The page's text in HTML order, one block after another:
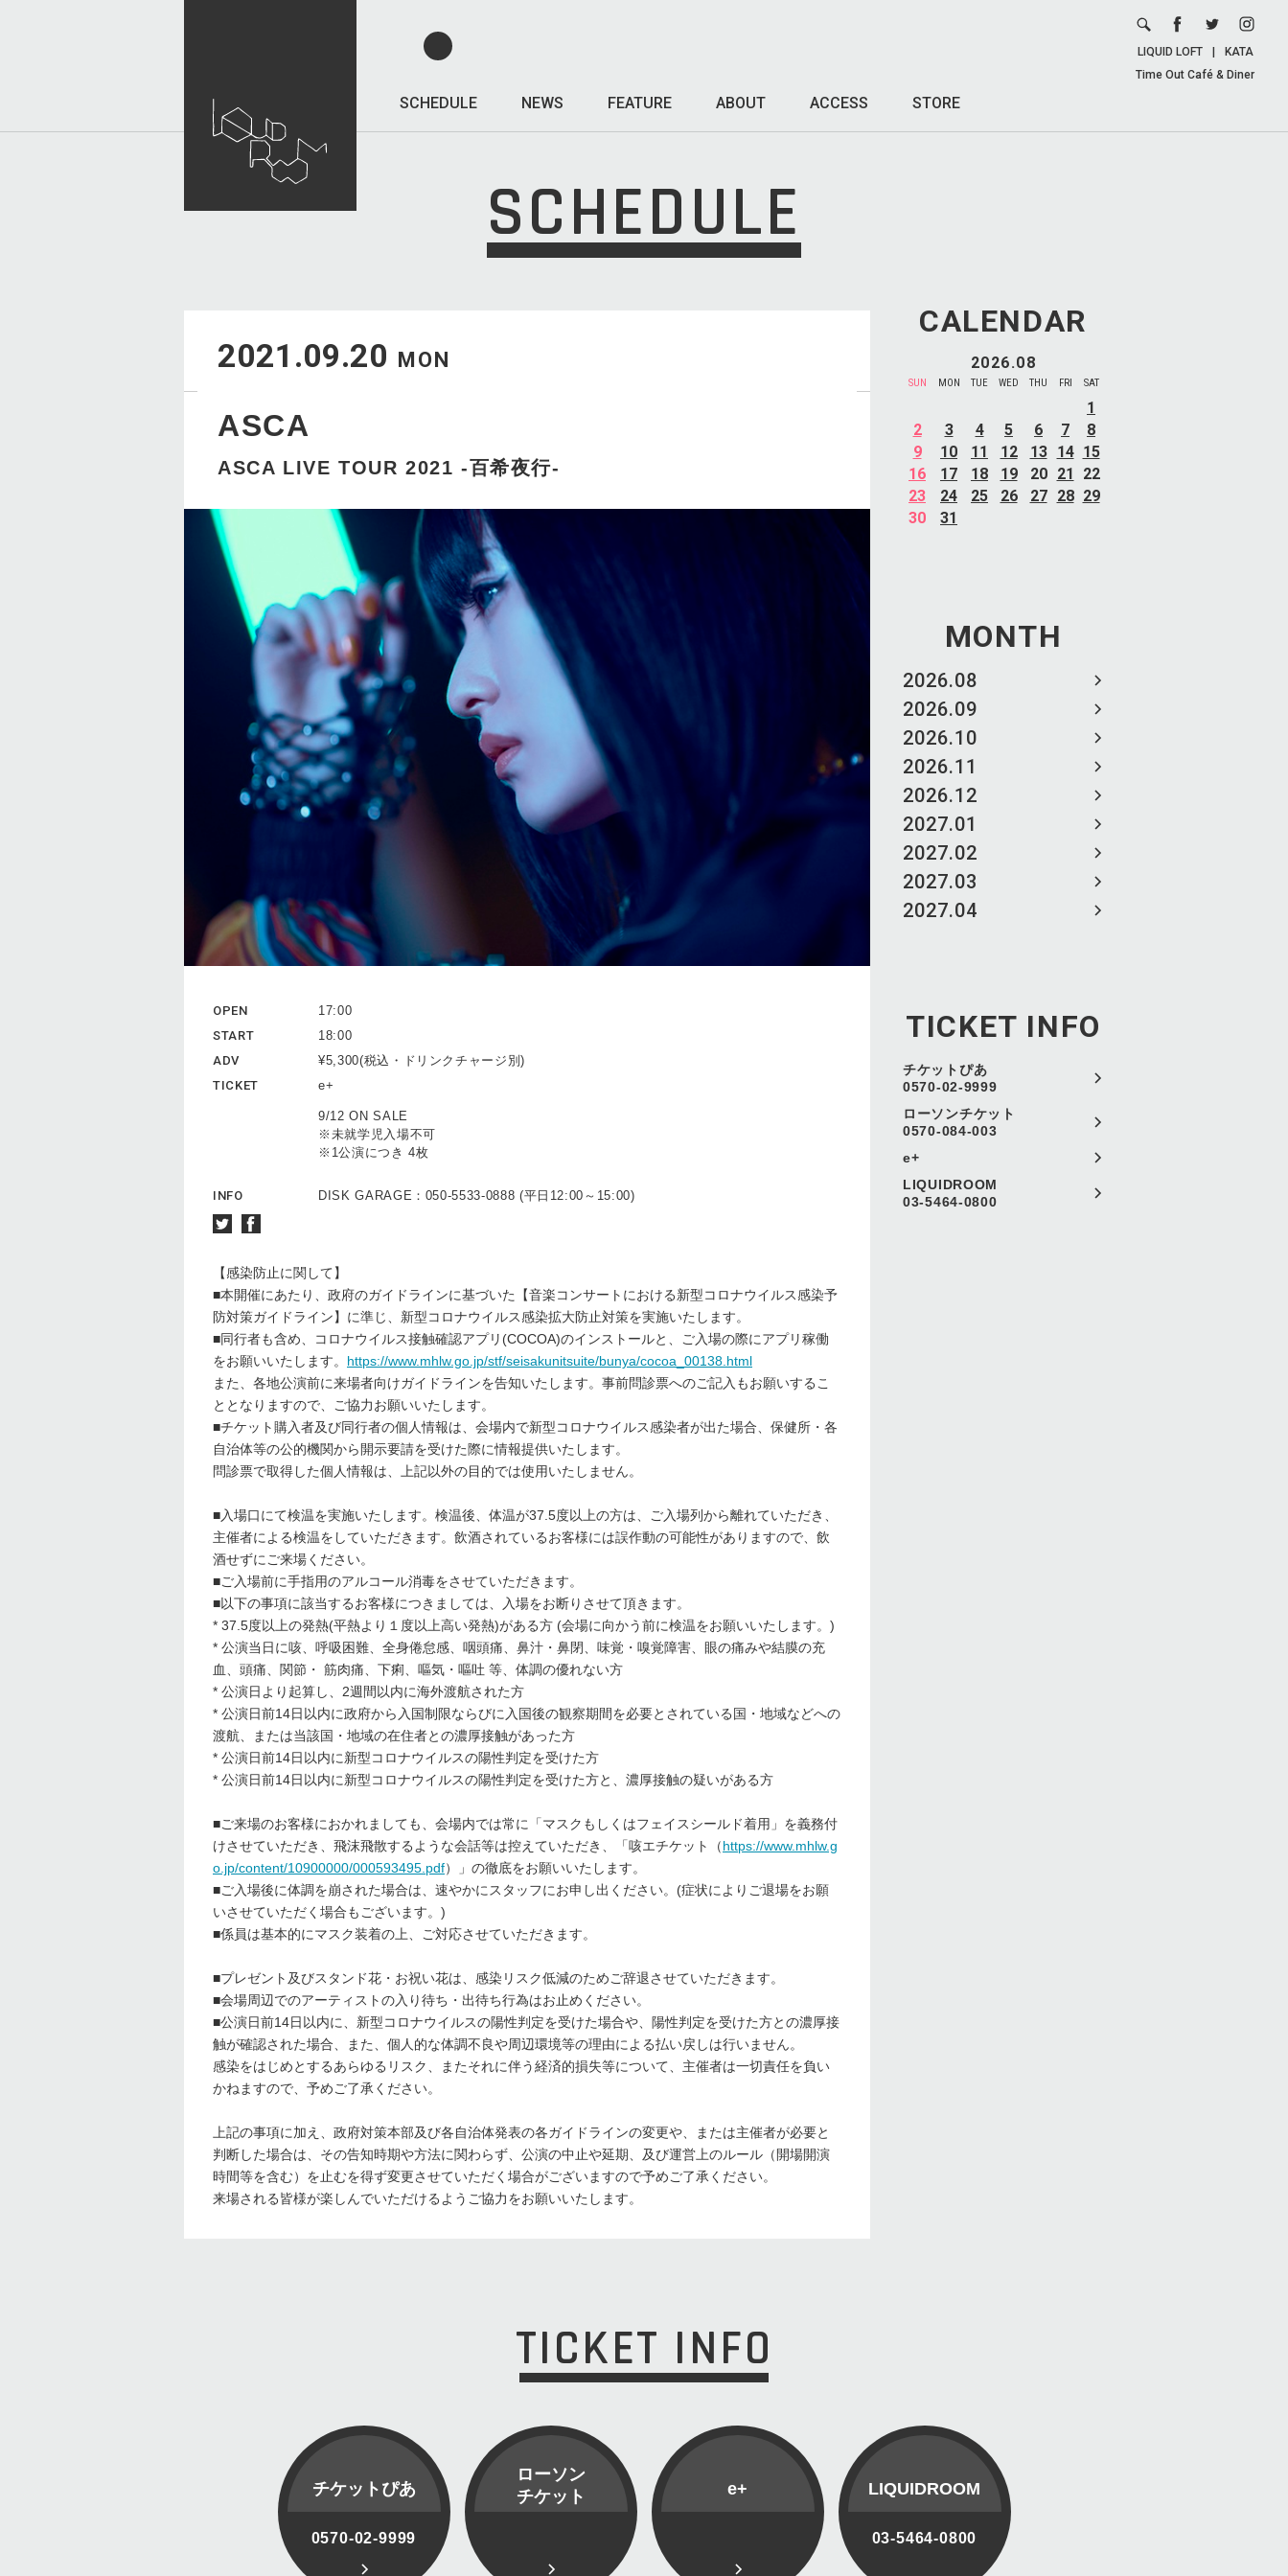
SCHEDULE NEWS FEATURE ABOUT ACCESS STORE
LIQUID LOFT
KATA
Time Out Café & Diner
SCHEDULE
CALENDAR
2026.08
SUN MON TUE WED THU FRI SAT
1
2
3 4 5 6 7
8
9
10 11 12 13 14 15
16
17 18 19 20 21
22
23
24 25 26 27 28 29
30
31
MONTH
2026.08
2026.09
2026.10
2026.11
2026.12
2027.01
2027.02
2027.03
2027.04
TICKET INFO
チケットぴあ
0570-02-9999
ローソンチケット
0570-084-003
e+
LIQUIDROOM
03-5464-0800
2021.09.20 MON
ASCA
ASCA LIVE TOUR 2021 -百希夜行-
OPEN
17:00
START
18:00
ADV
¥5,300(税込・ドリンクチャージ別)
TICKET
e+
9/12 ON SALE
※未就学児入場不可
※1公演につき 4枚
INFO DISK GARAGE：050-5533-0888 (平日12:00～15:00)
【感染防止に関して】
■本開催にあたり、政府のガイドラインに基づいた【音楽コンサートにおける新型コロナウイルス感染予
防対策ガイドライン】に準じ、新型コロナウイルス感染拡大防止対策を実施いたします。
■同行者も含め、コロナウイルス接触確認アプリ(COCOA)のインストールと、ご入場の際にアプリ稼働
をお願いいたします。 https://www.mhlw.go.jp/stf/seisakunitsuite/bunya/cocoa_00138.html
また、各地公演前に来場者向けガイドラインを告知いたします。事前問診票へのご記入もお願いするこ
ととなりますので、ご協力お願いいたします。
■チケット購入者及び同行者の個人情報は、会場内で新型コロナウイルス感染者が出た場合、保健所・各
自治体等の公的機関から開示要請を受けた際に情報提供いたします。
問診票で取得した個人情報は、上記以外の目的では使用いたしません。
■入場口にて検温を実施いたします。検温後、体温が37.5度以上の方は、ご入場列から離れていただき、
主催者による検温をしていただきます。飲酒されているお客様には誤作動の可能性がありますので、飲
酒せずにご来場ください。
■ご入場前に手指用のアルコール消毒をさせていただきます。
■以下の事項に該当するお客様につきましては、入場をお断りさせて頂きます。
* 37.5度以上の発熱(平熱より１度以上高い発熱)がある方 (会場に向かう前に検温をお願いいたします。)
* 公演当日に咳、呼吸困難、全身倦怠感、咽頭痛、鼻汁・鼻閉、味覚・嗅覚障害、眼の痛みや結膜の充
血、頭痛、関節・ 筋肉痛、下痢、嘔気・嘔吐 等、体調の優れない方
* 公演日より起算し、2週間以内に海外渡航された方
* 公演日前14日以内に政府から入国制限ならびに入国後の観察期間を必要とされている国・地域などへの
渡航、または当該国・地域の在住者との濃厚接触があった方
* 公演日前14日以内に新型コロナウイルスの陽性判定を受けた方
* 公演日前14日以内に新型コロナウイルスの陽性判定を受けた方と、濃厚接触の疑いがある方
■ご来場のお客様におかれましても、会場内では常に「マスクもしくはフェイスシールド着用」を義務付
けさせていただき、飛沫飛散するような会話等は控えていただき、「咳エチケット（https://www.mhlw.g
o.jp/content/10900000/000593495.pdf）」の徹底をお願いいたします。
■ご入場後に体調を崩された場合は、速やかにスタッフにお申し出ください。(症状によりご退場をお願
いさせていただく場合もございます。)
■係員は基本的にマスク装着の上、ご対応させていただきます。
■プレゼント及びスタンド花・お祝い花は、感染リスク低減のためご辞退させていただきます。
■会場周辺でのアーティストの入り待ち・出待ち行為はお止めください。
■公演日前14日以内に、新型コロナウイルスの陽性判定を受けた場合や、陽性判定を受けた方との濃厚接
触が確認された場合、また、個人的な体調不良や周辺環境等の理由による払い戻しは行いません。
感染をはじめとするあらゆるリスク、またそれに伴う経済的損失等について、主催者は一切責任を負い
かねますので、予めご了承ください。
上記の事項に加え、政府対策本部及び各自治体発表の各ガイドラインの変更や、または主催者が必要と
判断した場合は、その告知時期や方法に関わらず、公演の中止や延期、及び運営上のルール（開場開演
時間等を含む）を止むを得ず変更させていただく場合がございますので予めご了承ください。
来場される皆様が楽しんでいただけるようご協力をお願いいたします。
TICKET INFO
チケットぴあ
0570-02-9999
ローソン
チケット
e+ LIQUIDROOM
03-5464-0800